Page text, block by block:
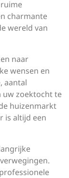
charmante
wereld van
naar
wensen en
aantal
uw zoektocht te
huizenmarkt
is altijd een